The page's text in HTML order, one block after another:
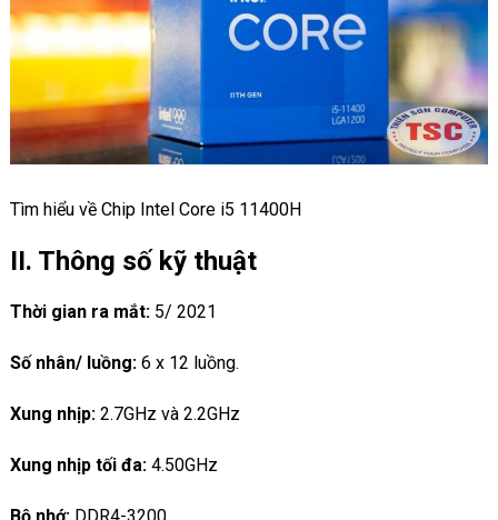
Tìm hiểu về Chip Intel Core i5 11400H
II. Thông số kỹ thuật
Thời gian ra mắt:5/ 2021
Số nhân/ luồng:6 x 12 luồng.
Xung nhịp:2.7GHz và 2.2GHz
Xung nhịp tối đa:4.50GHz